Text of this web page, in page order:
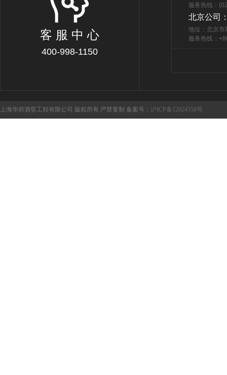
客 服 中 心
400-998-1150
服务热线：
北京公司
地址：北京市
服务热线：
上海华府酒窖工程有限公司 版权所有 严禁复制 备案号： 沪ICP备12024558号